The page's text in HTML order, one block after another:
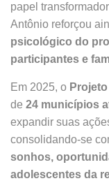
papel
Antônio reforçou
psicológico do
participantes e
Em 2025, o
de 24 municípios
expandir suas
consolidando-se
sonhos,
adolescentes da